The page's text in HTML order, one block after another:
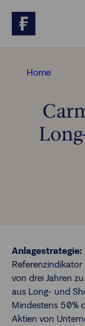
Beratungs-Tools
Anlagethemen
Finanzberatende
Home
Anlagestrategie:
von drei Jahren
aus Long- und
Mindestens 50%
Aktien von